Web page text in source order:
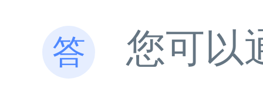
您可以